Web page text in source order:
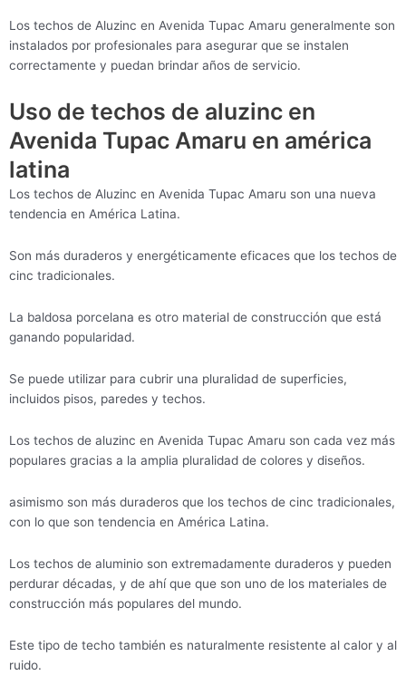
Los techos de Aluzinc en Avenida Tupac Amaru generalmente son
instalados por profesionales para asegurar que se instalen
correctamente y puedan brindar años de servicio.
Uso de techos de aluzinc en
Avenida Tupac Amaru en américa
latina
Los techos de Aluzinc en Avenida Tupac Amaru son una nueva
tendencia en América Latina.
Son más duraderos y energéticamente eficaces que los techos de
cinc tradicionales.
La baldosa porcelana es otro material de construcción que está
ganando popularidad.
Se puede utilizar para cubrir una pluralidad de superficies,
incluidos pisos, paredes y techos.
Los techos de aluzinc en Avenida Tupac Amaru son cada vez más
populares gracias a la amplia pluralidad de colores y diseños.
asimismo son más duraderos que los techos de cinc tradicionales,
con lo que son tendencia en América Latina.
Los techos de aluminio son extremadamente duraderos y pueden
perdurar décadas, y de ahí que que son uno de los materiales de
construcción más populares del mundo.
Este tipo de techo también es naturalmente resistente al calor y al
ruido.